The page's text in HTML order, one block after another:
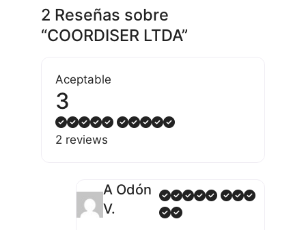
2 Reseñas sobre
“COORDISER LTDA”
Aceptable
3
2 reviews
A Odón
V.